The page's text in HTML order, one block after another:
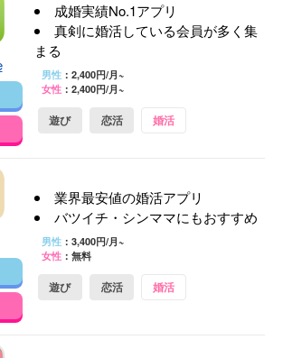
成婚実績No.1アプリ
真剣に婚活している会員が多く集
まる
男性：2,400円/月~
女性：2,400円/月~
遊び 恋活 婚活
業界最安値の婚活アプリ
バツイチ・シンママにもおすすめ
男性：3,400円/月~
女性：無料
遊び 恋活 婚活